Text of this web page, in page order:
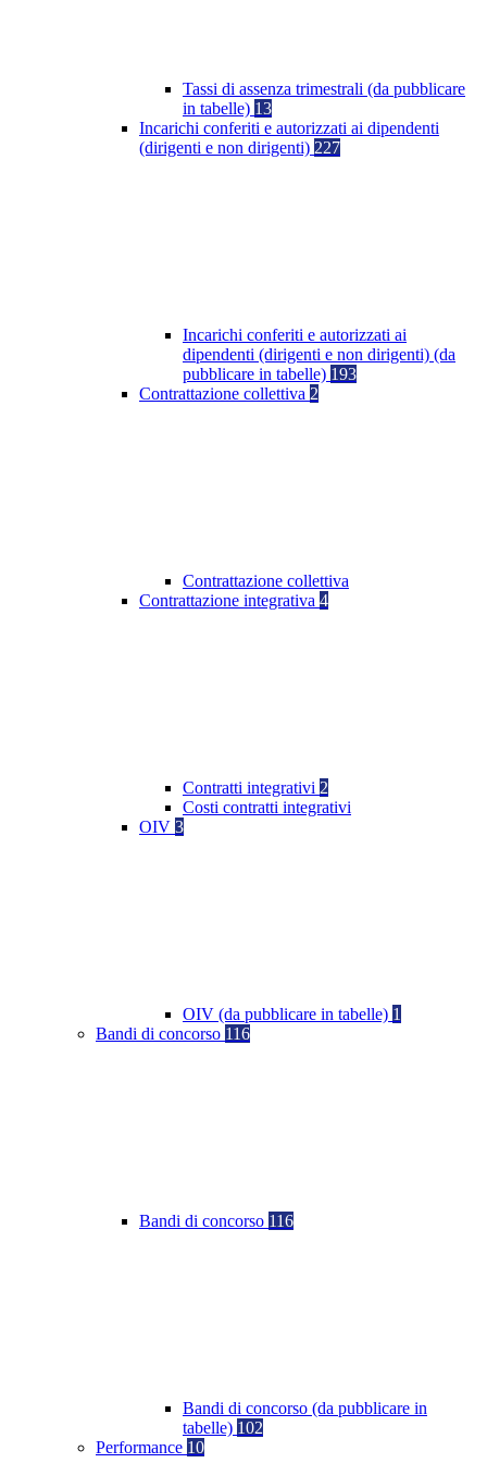
Tassi di assenza trimestrali (da pubblicare
in tabelle) 13
Incarichi conferiti e autorizzati ai dipendenti
(dirigenti e non dirigenti) 227
Incarichi conferiti e autorizzati ai
dipendenti (dirigenti e non dirigenti) (da
pubblicare in tabelle) 193
Contrattazione collettiva 2
Contrattazione collettiva
Contrattazione integrativa 4
Contratti integrativi 2
Costi contratti integrativi
OIV 3
OIV (da pubblicare in tabelle) 1
Bandi di concorso 116
Bandi di concorso 116
Bandi di concorso (da pubblicare in
tabelle) 102
Performance 10